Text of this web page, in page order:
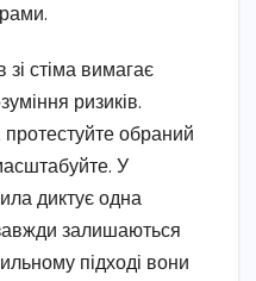
стіма вимагає
ризиків.
протестуйте обраний
У
диктує одна
залишаються
підході вони